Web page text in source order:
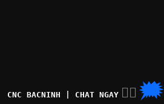
CNC BACNINH | CHAT NGAY 👉🏽 🗯